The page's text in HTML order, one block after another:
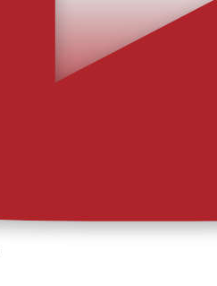
inconformismo, alegria